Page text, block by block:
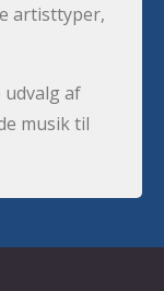
artisttyper,
udvalg af
musik til